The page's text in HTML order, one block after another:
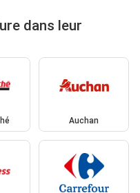
dans leur
Auchan